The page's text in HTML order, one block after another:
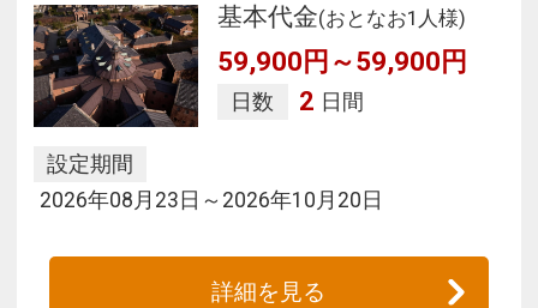
基本代金(おとなお1人様)
59,900円～59,900円
日数 2 日間
設定期間
2026年08月23日～2026年10月20日
詳細を見る